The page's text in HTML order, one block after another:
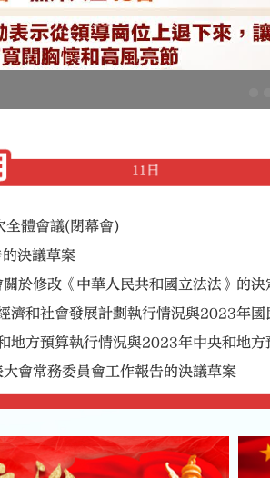
會削弱
11日
全體會議(閉幕會)
決議草案
於修改《中華人民共和國立法法》的決
濟和社會發展計劃執行情況與2023年
地方預算執行情況與2023年中央和地方
會常務委員會工作報告的決議草案